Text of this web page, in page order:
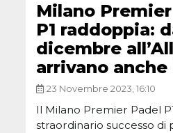
Milano
P1 raddoppia:
dicembre
arrivano
23 Novembre 2023, 16:10
Il Milano Premier Padel
straordinario successo di